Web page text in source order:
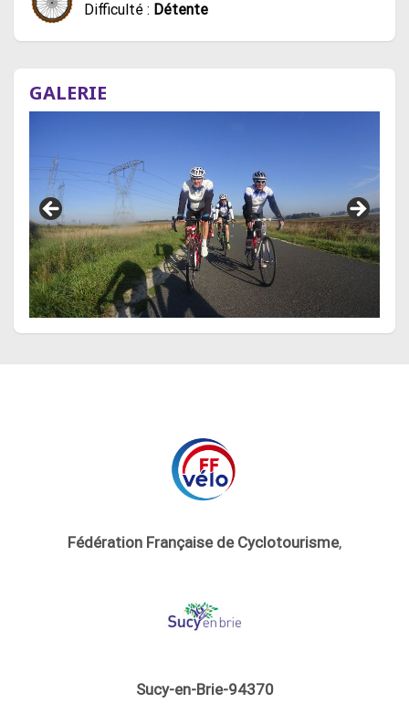
Difficulté : Détente
GALERIE
Fédération Française de Cyclotourisme,
Sucy-en-Brie-94370